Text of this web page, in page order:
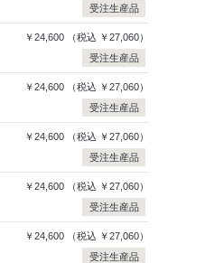
受注生産品
￥24,600 （税込 ￥27,060）
受注生産品
￥24,600 （税込 ￥27,060）
受注生産品
￥24,600 （税込 ￥27,060）
受注生産品
￥24,600 （税込 ￥27,060）
受注生産品
￥24,600 （税込 ￥27,060）
受注生産品